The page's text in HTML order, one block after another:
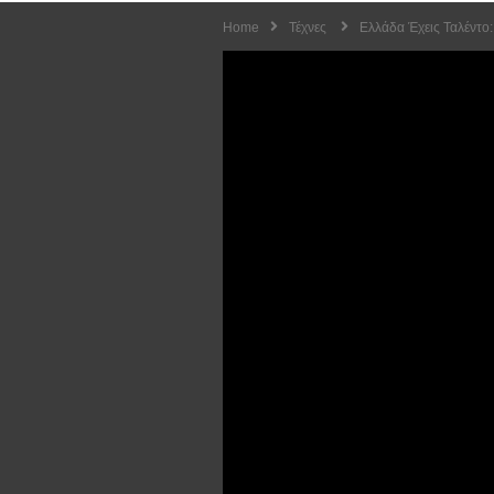
Home Τέχνες Ελλάδα Έχεις